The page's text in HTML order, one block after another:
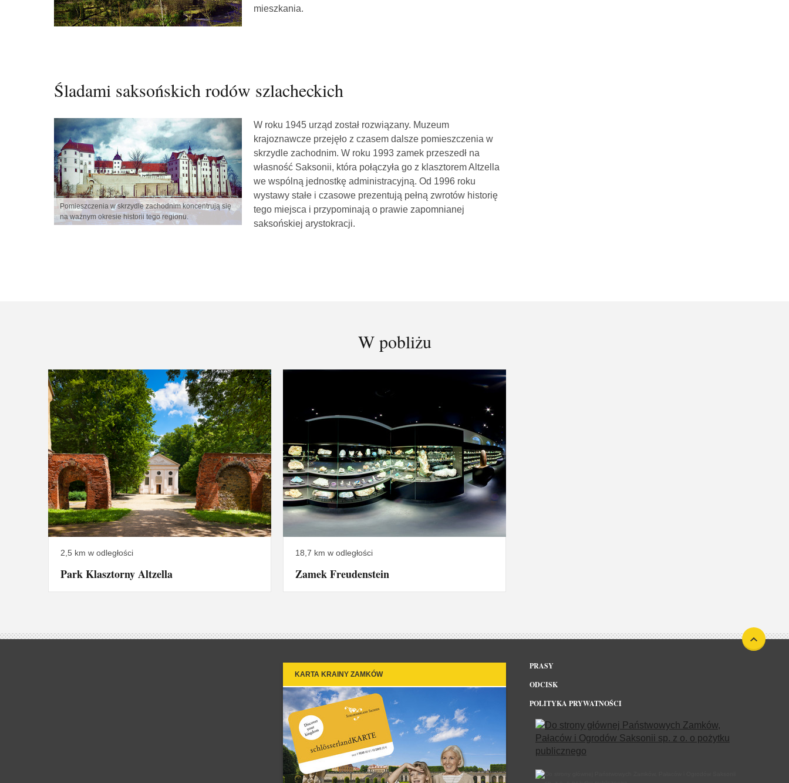
mieszkania.
Śladami saksońskich rodów szlacheckich
Pomieszczenia w skrzydle zachodnim koncentrują się
na ważnym okresie historii tego regionu.
W roku 1945 urząd został rozwiązany. Muzeum
krajoznawcze przejęło z czasem dalsze pomieszczenia w
skrzydle zachodnim. W roku 1993 zamek przeszedł na
własność Saksonii, która połączyła go z klasztorem Altzella
we wspólną jednostkę administracyjną. Od 1996 roku
wystawy stałe i czasowe prezentują pełną zwrotów historię
tego miejsca i przypominają o prawie zapomnianej
saksońskiej arystokracji.
W pobliżu
2,5 km w odległości
Park Klasztorny Altzella
18,7 km w odległości
Zamek Freudenstein
KARTA KRAINY ZAMKÓW
PRASY
ODCISK
POLITYKA PRYWATNOŚCI